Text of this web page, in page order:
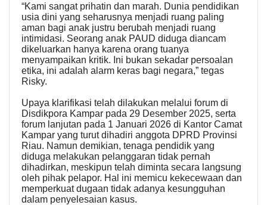
“Kami sangat prihatin dan marah. Dunia pendidikan
usia dini yang seharusnya menjadi ruang paling
aman bagi anak justru berubah menjadi ruang
intimidasi. Seorang anak PAUD diduga diancam
dikeluarkan hanya karena orang tuanya
menyampaikan kritik. Ini bukan sekadar persoalan
etika, ini adalah alarm keras bagi negara,” tegas
Risky.
Upaya klarifikasi telah dilakukan melalui forum di
Disdikpora Kampar pada 29 Desember 2025, serta
forum lanjutan pada 1 Januari 2026 di Kantor Camat
Kampar yang turut dihadiri anggota DPRD Provinsi
Riau. Namun demikian, tenaga pendidik yang
diduga melakukan pelanggaran tidak pernah
dihadirkan, meskipun telah diminta secara langsung
oleh pihak pelapor. Hal ini memicu kekecewaan dan
memperkuat dugaan tidak adanya kesungguhan
dalam penyelesaian kasus.